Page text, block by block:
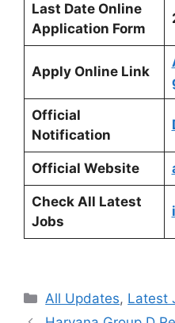
Last Date Online
Application Form
Apply Online Link
Official
Notification
Official Website
Check All Latest
Jobs
Categories
All Updates, Latest